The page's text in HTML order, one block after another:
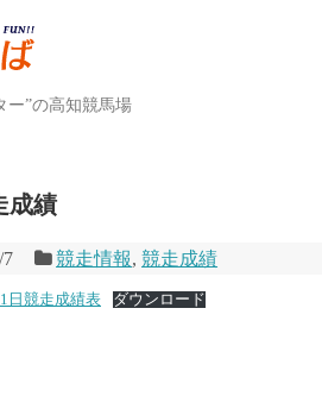
ー”の高知競馬場
成績
7 競走情報,競走成績
日競走成績表 ダウンロード